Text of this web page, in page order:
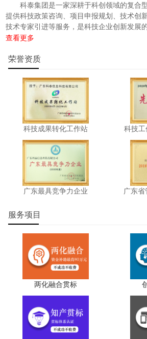
科泰集团是一家深耕于科创领域的复合
提供科技政策咨询、项目申报规划、技术创
技术专家引进等服务，是科技企业创新发展
查看更多
荣誉资质
科技成果转化工作站 科技
广东最具竞争力企业 广东
服务项目
两化融合贯标